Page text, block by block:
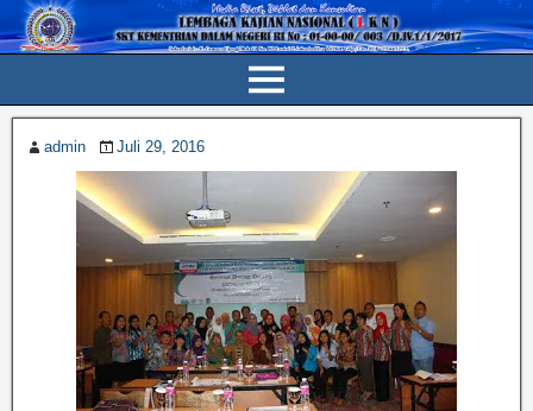
admin Juli 29, 2016